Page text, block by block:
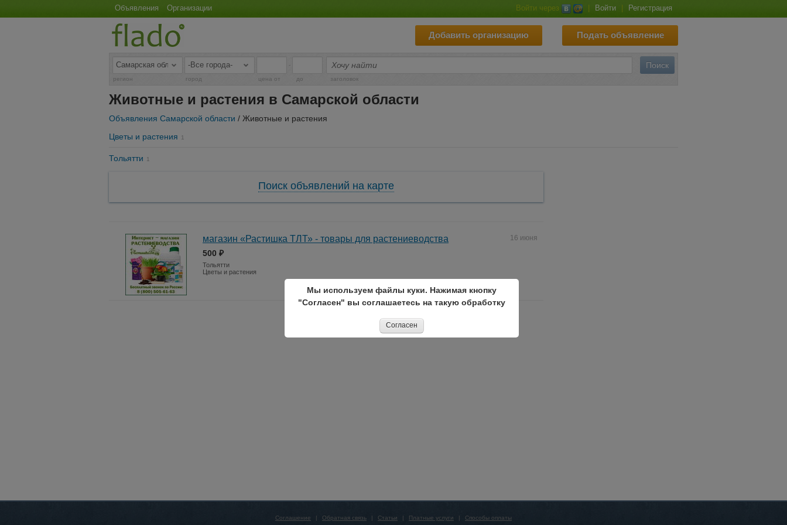
Объявления Организации Войти через Войти Регистрация
Подать объявление
Добавить организацию
-
регион город цена от до заголовок
Животные и растения в Самарской области
Объявления Самарской области / Животные и растения
Цветы и растения
1
Тольятти 1
Поиск объявлений на карте
16 июня
магазин «Растишка ТЛТ» - товары для растениеводства
500 ₽
Тольятти
Цветы и растения
Соглашение | Обратная связь | Статьи | Платные услуги | Способы оплаты
Мы используем файлы куки. Нажимая кнопку
"Согласен" вы соглашаетесь на такую обработку
Согласен